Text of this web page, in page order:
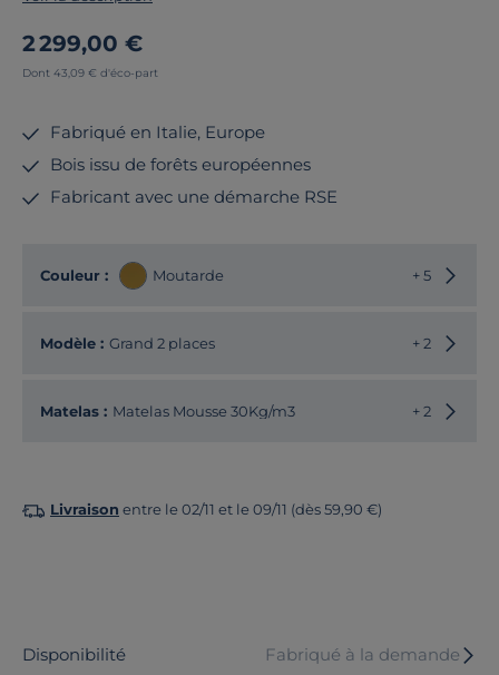
2 299,00 €
Dont 43,09 € d'éco-part
Fabriqué en Italie, Europe
Bois issu de forêts européennes
Fabricant avec une démarche RSE
Couleur : Moutarde + 5
Modèle : Grand 2 places + 2
Matelas : Matelas Mousse 30Kg/m3 + 2
Livraison entre le 02/11 et le 09/11 (dès 59,90 €)
Disponibilité Fabriqué à la demande